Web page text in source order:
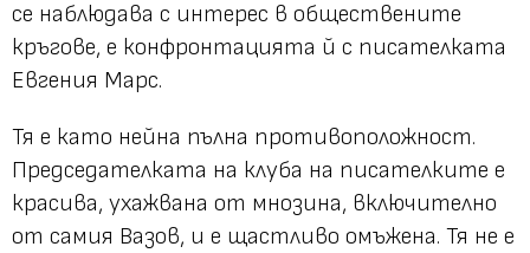
се наблюдава с интерес в обществените
кръгове, е конфронтацията й с писателката
Евгения Марс.
Тя е като нейна пълна противоположност.
Председателката на клуба на писателките е
красива, ухажвана от мнозина, включително
от самия Вазов, и е щастливо омъжена. Тя не е